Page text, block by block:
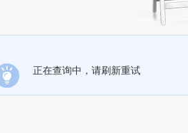
正在查询中，请刷新重试